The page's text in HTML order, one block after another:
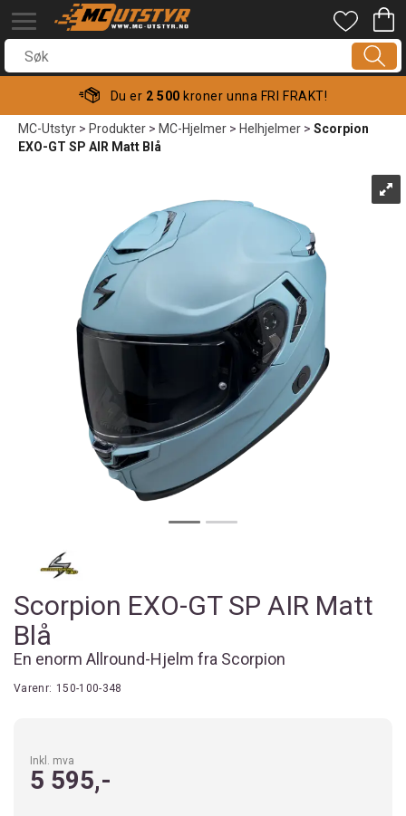
Du er 2 500 kroner unna FRI FRAKT!
MC-Utstyr>Produkter>MC-Hjelmer>Helhjelmer>Scorpion
EXO-GT SP AIR Matt Blå
Scorpion EXO-GT SP AIR Matt
Blå
En enorm Allround-Hjelm fra Scorpion
Varenr: 150-100-348
Inkl. mva
5 595,-